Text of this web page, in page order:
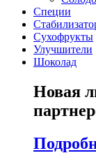
Специи
Сухофрукты
Улучшители
Шоколад
Новая